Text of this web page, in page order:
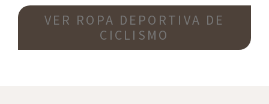
VER ROPA DEPORTIVA DE
CICLISMO